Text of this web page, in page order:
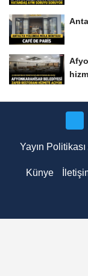
Yayın
Künye